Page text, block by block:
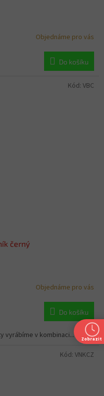
Objednáme pro vás
Do košíku
černý
Objednáme pro vás
Do košíku
vyrábíme v kombinaci...
Kód: VBC
Kód: VNKCZ
Zobrazit